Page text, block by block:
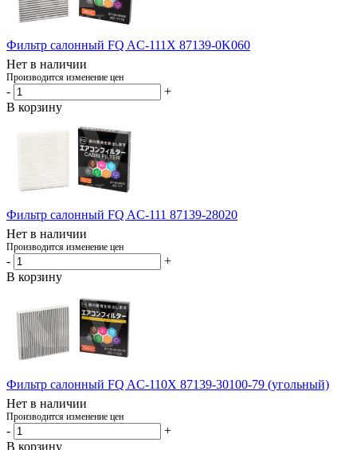
Фильтр салонный FQ AC-111X 87139-0K060
Нет в наличии
Производится изменение цен
-
+
В корзину
Фильтр салонный FQ AC-111 87139-28020
Нет в наличии
Производится изменение цен
-
+
В корзину
Фильтр салонный FQ AC-110X 87139-30100-79 (угольный)
Нет в наличии
Производится изменение цен
-
+
В корзину